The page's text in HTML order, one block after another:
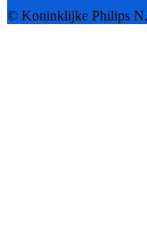
© Koninklijke Philips